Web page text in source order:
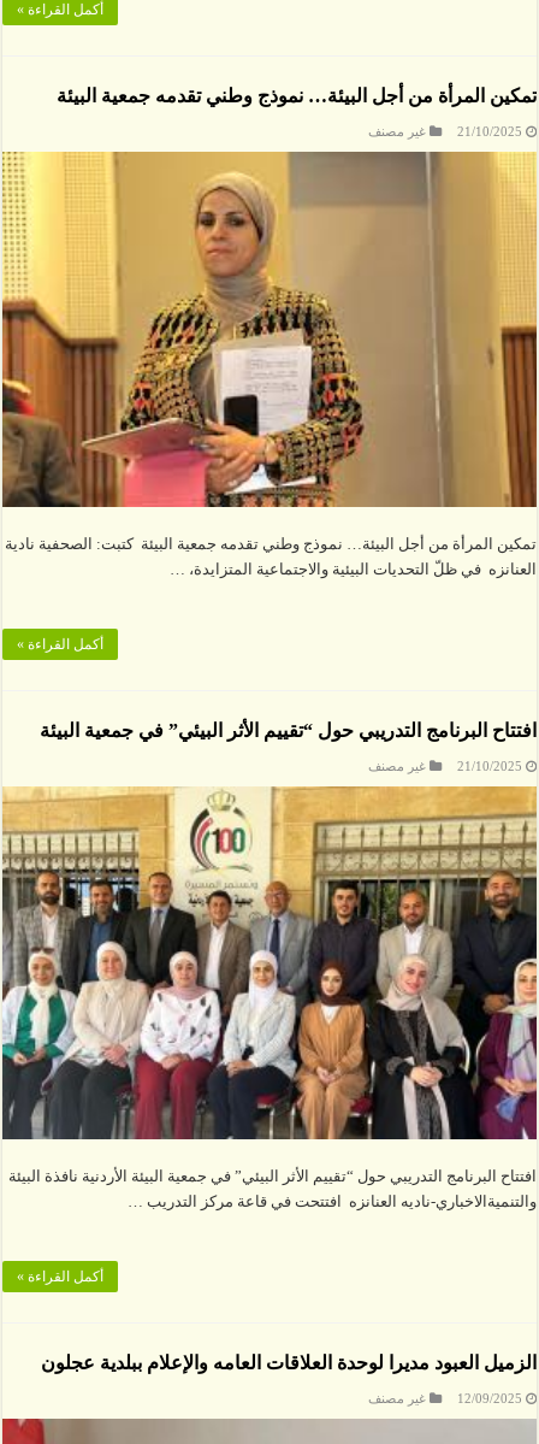
أكمل القراءة »
تمكين المرأة من أجل البيئة… نموذج وطني تقدمه جمعية البيئة
21/10/2025 غير مصنف
تمكين المرأة من أجل البيئة… نموذج وطني تقدمه جمعية البيئة كتبت: الصحفية نادية
العنانزه في ظلّ التحديات البيئية والاجتماعية المتزايدة، …
أكمل القراءة »
افتتاح البرنامج التدريبي حول “تقييم الأثر البيئي” في جمعية البيئة
21/10/2025 غير مصنف
افتتاح البرنامج التدريبي حول “تقييم الأثر البيئي” في جمعية البيئة الأردنية نافذة البيئة
والتنميةالاخباري-ناديه العنانزه افتتحت في قاعة مركز التدريب …
أكمل القراءة »
الزميل العبود مديرا لوحدة العلاقات العامه والإعلام ببلدية عجلون
12/09/2025 غير مصنف